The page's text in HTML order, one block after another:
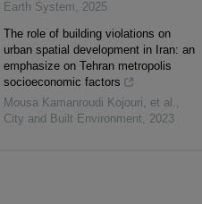
Earth System, 2025
The role of building violations on
urban spatial development in Iran: an
emphasize on Tehran metropolis
socioeconomic factors
Mousa Kamanroudi Kojouri, et al. ,
City and Built Environment, 2023